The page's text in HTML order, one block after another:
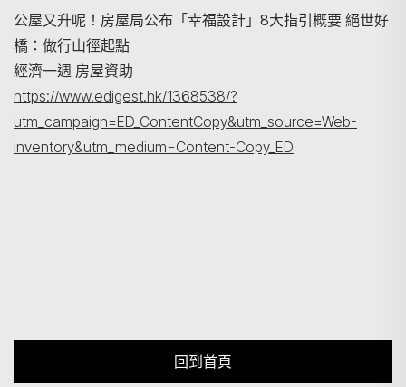
公屋又升呢！房屋局公布「幸福設計」8大指引概要 絕世好
橋：做行山徑起點
經濟一週 房屋資助
https://www.edigest.hk/1368538/?
utm_campaign=ED_ContentCopy&utm_source=Web-
inventory&utm_medium=Content-Copy_ED
回到首頁